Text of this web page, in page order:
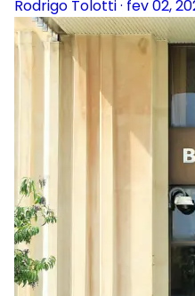
Rodrigo Tolotti· fev 02,